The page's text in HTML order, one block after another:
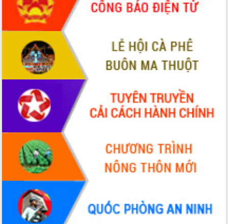
Tháo gỡ những vướng mắc, đẩy mạnh
công tác cải cách thủ tục hành chính
tại Trung tâm Phục vụ hành chính
Đắk Lắk: Tôn vinh 46 giải pháp tại Hội
thi Sáng tạo Kỹ thuật 2024 - 2025
Đắk Lắk rà soát, điều chỉnh Đề án 190
về phát triển nuôi trồng thủy sản
Phó Chủ tịch UBND tỉnh Đắk Lắk
Trương Công Thái kiểm tra thực địa
Dự án cao tốc Khánh Hòa - Buôn Ma
Định vị cà phê Việt Nam như một “di
sản sống” trong dòng chảy toàn cầu
Xây dựng nông thôn mới: Nâng cao đời
sống người dân từ những mô hình thiết
thực
Quyết liệt tháo gỡ vướng mắc, đẩy
nhanh tiến độ các dự án trọng điểm
trong Khu kinh tế Nam Phú Yên